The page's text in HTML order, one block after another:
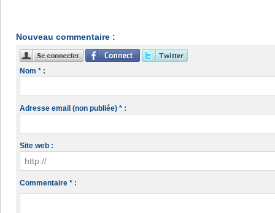
Nouveau commentaire :
Nom * :
Adresse email (non publiée) * :
Site web :
Commentaire * :